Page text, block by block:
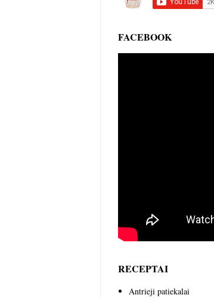
FACEBOOK
RECEPTAI
Antrieji patiekalai